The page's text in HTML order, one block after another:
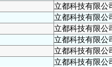
立都科技有限公
立都科技有限公
立都科技有限公
立都科技有限公
立都科技有限公
立都科技有限公